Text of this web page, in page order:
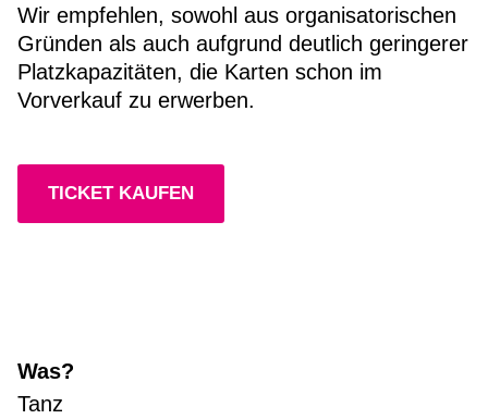
Wir empfehlen, sowohl aus organisatorischen
Gründen als auch aufgrund deutlich geringerer
Platzkapazitäten, die Karten schon im
Vorverkauf zu erwerben.
TICKET KAUFEN
Was?
Tanz